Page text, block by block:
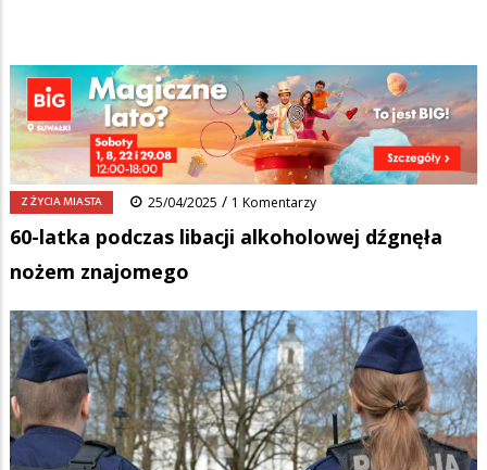
Ścieżka
nawigacyjna
Strona główna/Wiadomości/Z życia miasta/
60-latka podczas libacji alkoholowej dźgnęła nożem znajomego
FacebookPinterestTumblr
0 Reddit Share
Z ŻYCIA MIASTA 25/04/2025 / 1 Komentarzy
60-latka podczas libacji alkoholowej dźgnęła
nożem znajomego